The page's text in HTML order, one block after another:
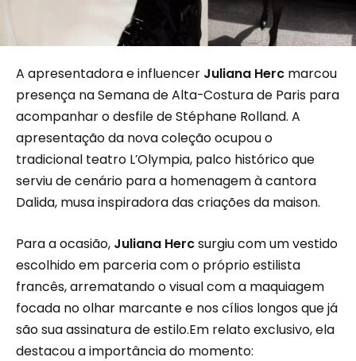
A apresentadora e influencer Juliana Herc marcou
presença na Semana de Alta-Costura de Paris para
acompanhar o desfile de Stéphane Rolland. A
apresentação da nova coleção ocupou o
tradicional teatro L’Olympia, palco histórico que
serviu de cenário para a homenagem à cantora
Dalida, musa inspiradora das criações da maison.
Para a ocasião, Juliana Hercsurgiu com um vestido
escolhido em parceria com o próprio estilista
francês, arrematando o visual com a maquiagem
focada no olhar marcante e nos cílios longos que já
são sua assinatura de estilo.Em relato exclusivo, ela
destacou a importância do momento: